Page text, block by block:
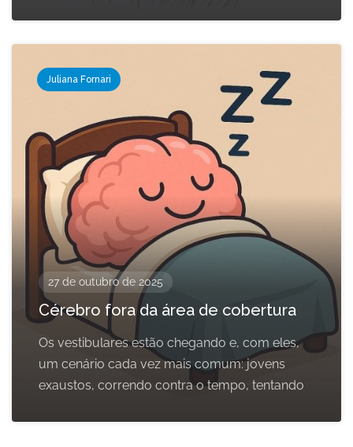
Juliana Fornari
27 de outubro de 2025
Cérebro fora da área de cobertura
Os vestibulares estão chegando e, com eles,
um cenário cada vez mais comum: jovens
exaustos, correndo contra o tempo, tentando